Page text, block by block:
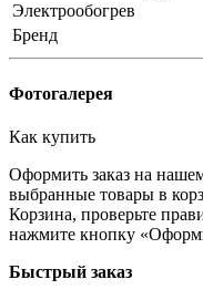
Электрообогрев
Бренд
Фотогалерея
Как купить
Оформить заказ на
выбранные товары в
Корзина, проверьте
нажмите кнопку
Быстрый заказ